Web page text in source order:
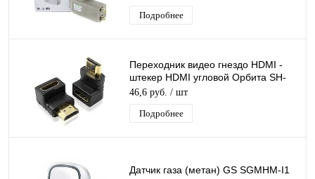
Подробнее
Переходник видео гнездо HDMI -
штекер HDMI угловой Орбита SH-
160/20/2000
46,6 руб. / шт
Подробнее
Датчик газа (метан) GS SGMHM-I1